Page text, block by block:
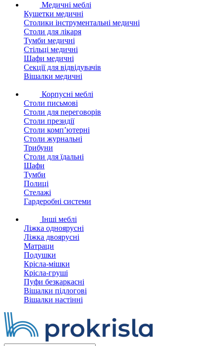
Медичні меблі
Кушетки медичні
Столики інструментальні медичні
Столи для лікаря
Тумби медичні
Стільці медичні
Шафи медичні
Секції для відвідувачів
Вішалки медичні
Корпусні меблі
Столи письмові
Столи для переговорів
Столи президії
Столи комп’ютерні
Столи журнальні
Трибуни
Столи для їдальні
Шафи
Тумби
Полиці
Стелажі
Гардеробні системи
Інші меблі
Ліжка одноярусні
Ліжка двоярусні
Матраци
Подушки
Крісла-мішки
Крісла-груші
Пуфи безкаркасні
Вішалки підлогові
Вішалки настінні